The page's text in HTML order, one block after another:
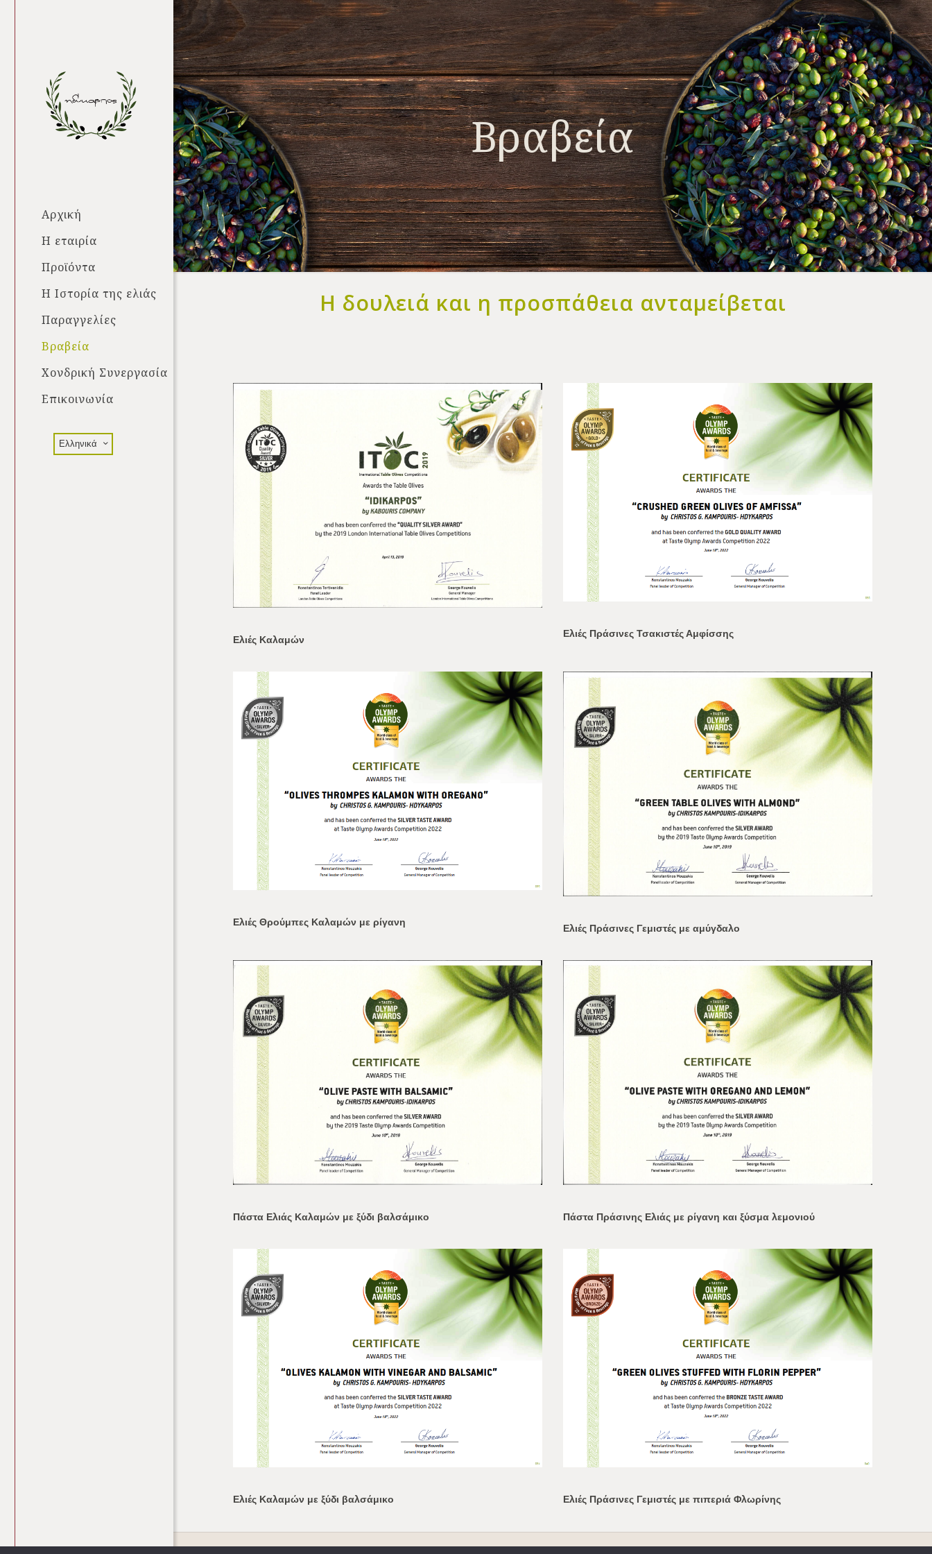
Αρχική
Η εταιρία
Προϊόντα
Η Ιστορία της ελιάς
Παραγγελίες
Βραβεία
Χονδρική Συνεργασία
Επικοινωνία
Ελληνικά
Βραβεία
Η δουλειά και η προσπάθεια ανταμείβεται
Ελιές Καλαμών
Ελιές Πράσινες Τσακιστές Αμφίσσης
Ελιές Θρούμπες Καλαμών με ρίγανη
Ελιές Πράσινες Γεμιστές με αμύγδαλο
Πάστα Ελιάς Καλαμών με ξύδι βαλσάμικο Πάστα Πράσινης Ελιάς με ρίγανη και ξύσμα λεμονιού
Ελιές Καλαμών με ξύδι βαλσάμικο Ελιές Πράσινες Γεμιστές με πιπεριά Φλωρίνης